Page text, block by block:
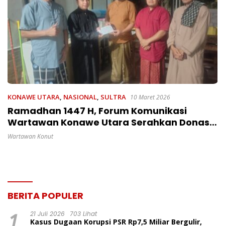
KONAWE UTARA, NASIONAL, SULTRA 10 Maret 2026
Ramadhan 1447 H, Forum Komunikasi
Wartawan Konawe Utara Serahkan Donasi
Ke Masjid Al-Muhajirin
Wartawan Konut
BERITA POPULER
21 Juli 2026 703 Lihat
Kasus Dugaan Korupsi PSR Rp7,5 Miliar Bergulir,